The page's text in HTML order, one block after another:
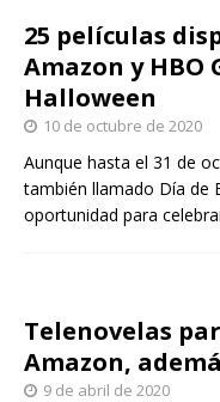
25 películas
Amazon y HBO
Halloween
10 de octubre de 2020
Aunque hasta el 31 de
también llamado Día de
oportunidad para
Telenovelas
Amazon,
9 de abril de 2020